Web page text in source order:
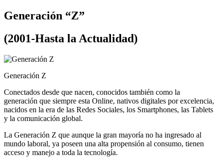
Generación “Z”
(2001-Hasta la Actualidad)
Generación Z
Conectados desde que nacen, conocidos también como la
generación que siempre esta Online, nativos digitales por excelencia,
nacidos en la era de las Redes Sociales, los Smartphones, las Tablets
y la comunicación global.
La Generación Z que aunque la gran mayoría no ha ingresado al
mundo laboral, ya poseen una alta propensión al consumo, tienen
acceso y manejo a toda la tecnología.